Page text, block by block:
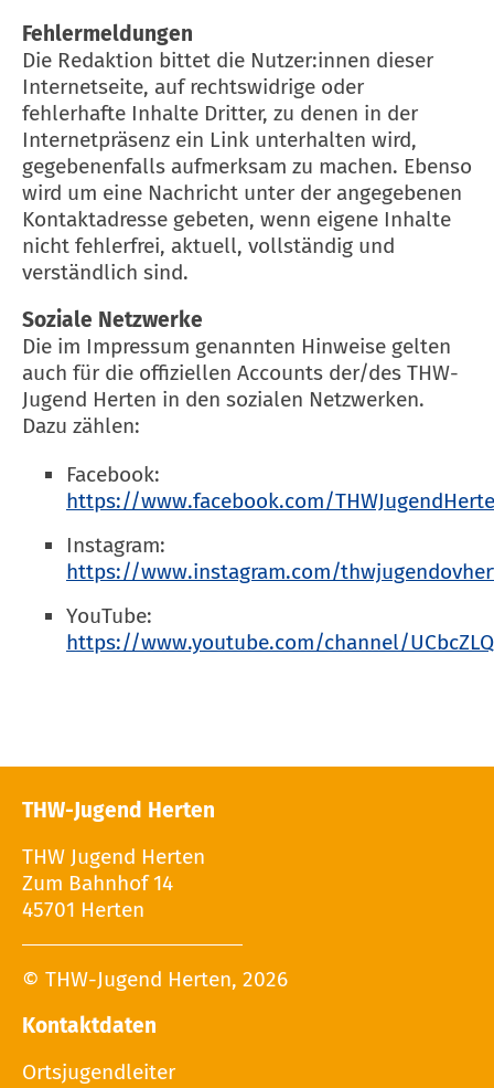
Fehlermeldungen
Die Redaktion bittet die Nutzer:innen dieser
Internetseite, auf rechtswidrige oder
fehlerhafte Inhalte Dritter, zu denen in der
Internetpräsenz ein Link unterhalten wird,
gegebenenfalls aufmerksam zu machen. Ebenso
wird um eine Nachricht unter der angegebenen
Kontaktadresse gebeten, wenn eigene Inhalte
nicht fehlerfrei, aktuell, vollständig und
verständlich sind.
Soziale Netzwerke
Die im Impressum genannten Hinweise gelten
auch für die offiziellen Accounts der/des THW-
Jugend Herten in den sozialen Netzwerken.
Dazu zählen:
Facebook:
https://www.facebook.com/
Instagram:
https://www.instagram.com/
YouTube:
https://www.youtube.com/channel/
THW-Jugend Herten
THW Jugend Herten
Zum Bahnhof 14
45701 Herten
© THW-Jugend Herten, 2026
Kontaktdaten
Ortsjugendleiter